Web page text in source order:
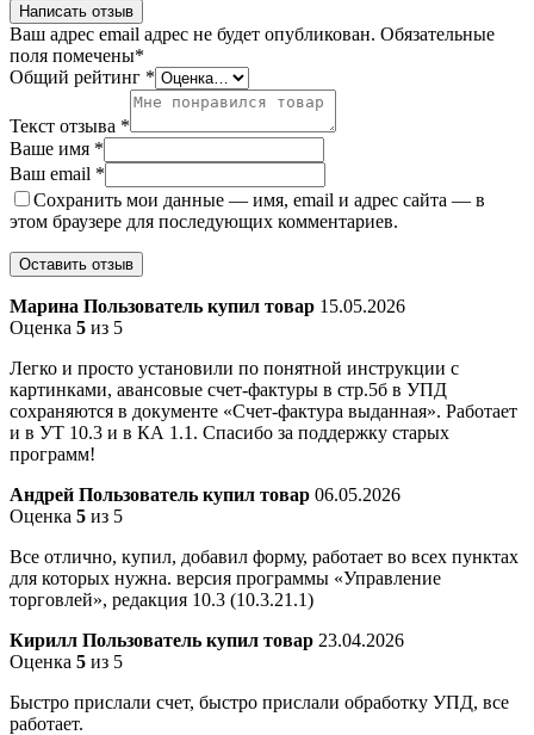
Написать отзыв
Ваш адрес email адрес не будет опубликован. Обязательные
поля помечены*
Общий рейтинг *
Текст отзыва *
Ваше имя *
Ваш email *
Сохранить мои данные — имя, email и адрес сайта — в
этом браузере для последующих комментариев.
Марина Пользователь купил товар 15.05.2026
Оценка 5 из 5
Легко и просто установили по понятной инструкции с
картинками, авансовые счет-фактуры в стр.5б в УПД
сохраняются в документе «Счет-фактура выданная». Работает
и в УТ 10.3 и в КА 1.1. Спасибо за поддержку старых
программ!
Андрей Пользователь купил товар 06.05.2026
Оценка 5 из 5
Все отлично, купил, добавил форму, работает во всех пунктах
для которых нужна. версия программы «Управление
торговлей», редакция 10.3 (10.3.21.1)
Кирилл Пользователь купил товар 23.04.2026
Оценка 5 из 5
Быстро прислали счет, быстро прислали обработку УПД, все
работает.